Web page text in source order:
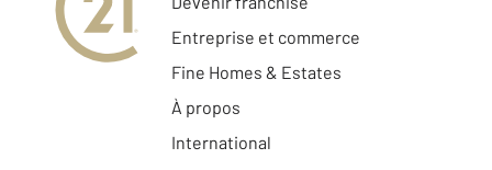
Entreprise et commerce
Fine Homes & Estates
À propos
International